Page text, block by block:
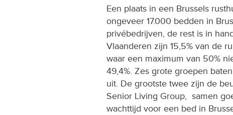
Een plaats in een Brussels
ongeveer 17.000 bedden in
privébedrijven, de rest is in
Vlaanderen zijn 15,5% van de
waar een maximum van 50%
49,4%. Zes grote groepen
uit. De grootste twee zijn de
Senior Living Group, samen
wachttijd voor een bed in